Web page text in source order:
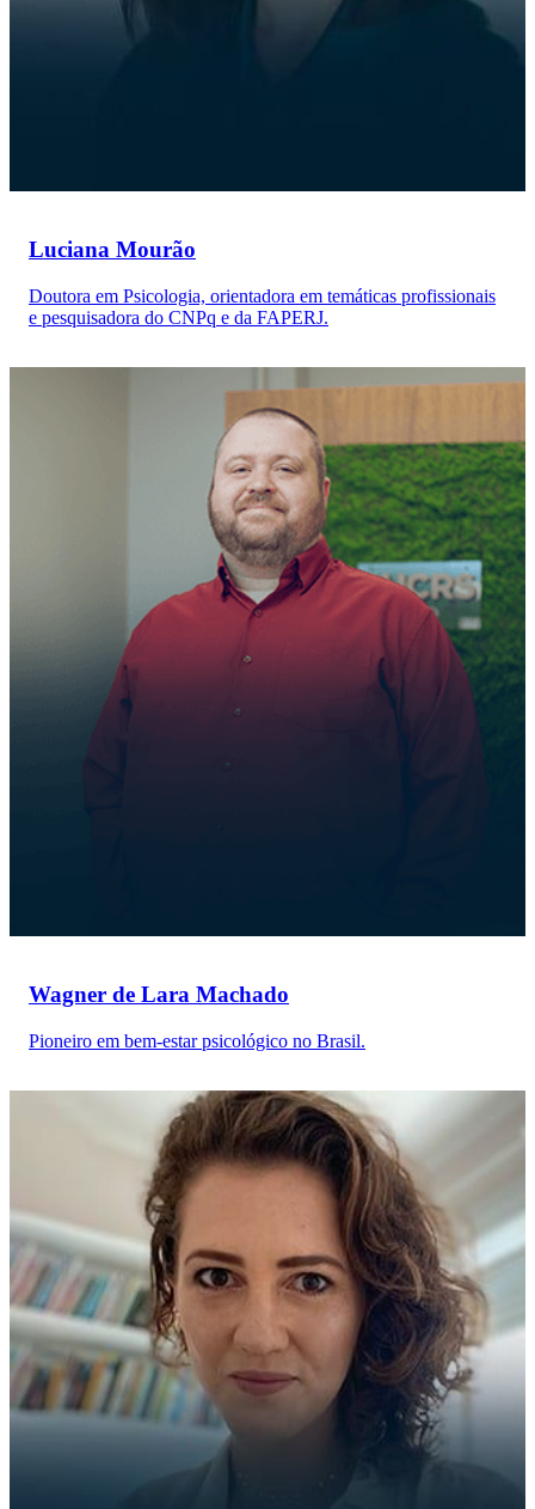
Luciana Mourão
Doutora em Psicologia, orientadora em temáticas profissionais
e pesquisadora do CNPq e da FAPERJ.
Wagner de Lara Machado
Pioneiro em bem-estar psicológico no Brasil.